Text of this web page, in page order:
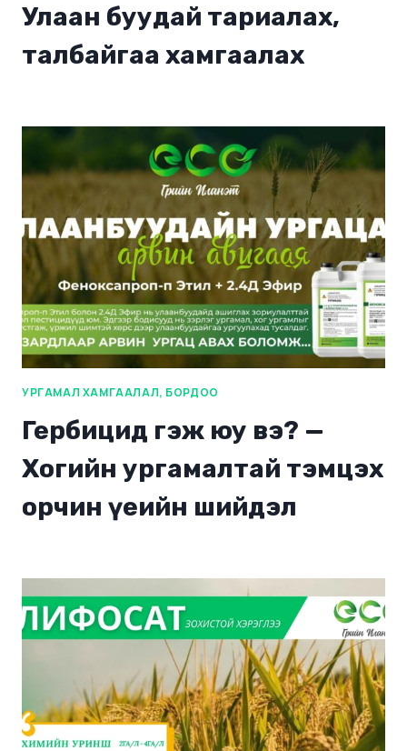
Улаан буудай тариалах,
талбайгаа хамгаалах
УРГАМАЛ ХАМГААЛАЛ, БОРДОО
Гербицид гэж юу вэ? —
Хогийн ургамалтай тэмцэх
орчин үеийн шийдэл